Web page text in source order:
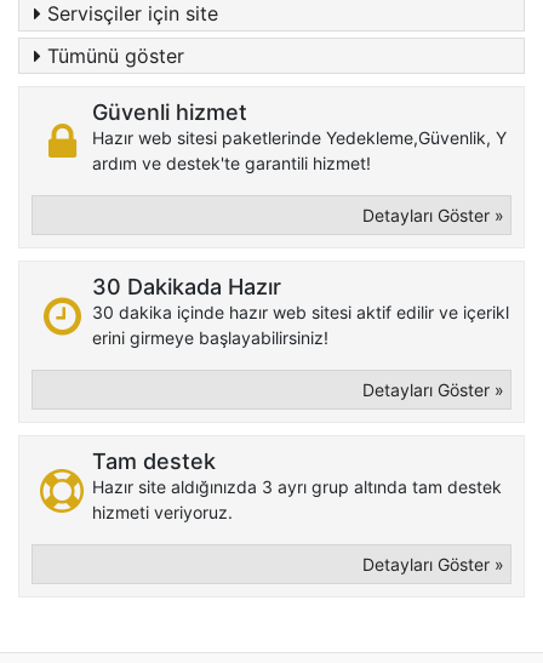
Servisçiler için site
Tümünü göster
Güvenli hizmet
Hazır web sitesi paketlerinde Yedekleme,Güvenlik, Y
ardım ve destek'te garantili hizmet!
Detayları Göster »
30 Dakikada Hazır
30 dakika içinde hazır web sitesi aktif edilir ve içerikl
erini girmeye başlayabilirsiniz!
Detayları Göster »
Tam destek
Hazır site aldığınızda 3 ayrı grup altında tam destek
hizmeti veriyoruz.
Detayları Göster »